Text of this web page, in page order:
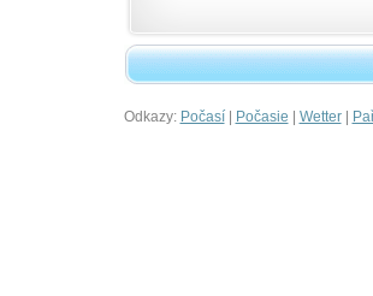
Odkazy: Počasí| Počasie | Wetter|